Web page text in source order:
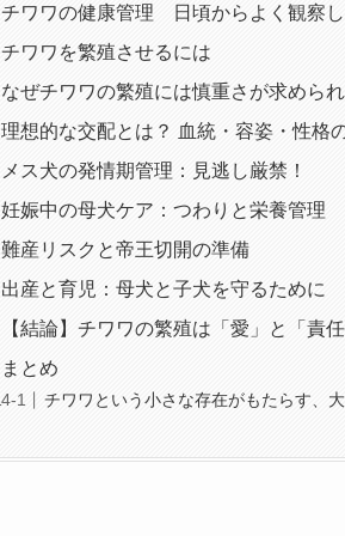
チワワの健康管理 日頃からよく観察し
チワワを繁殖させるには
なぜチワワの繁殖には慎重さが求めら
理想的な交配とは？ 血統・容姿・性格
メス犬の発情期管理：見逃し厳禁！
妊娠中の母犬ケア：つわりと栄養管理
難産リスクと帝王切開の準備
出産と育児：母犬と子犬を守るために
【結論】チワワの繁殖は「愛」と「責
まとめ
チワワという小さな存在がもたらす、